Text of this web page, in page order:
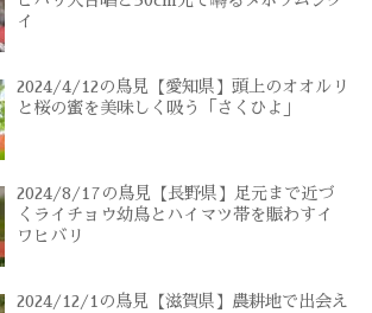
イ
2024/4/12の鳥見【愛知県】頭上のオオルリ
と桜の蜜を美味しく吸う「さくひよ」
2024/8/17の鳥見【長野県】足元まで近づ
くライチョウ幼鳥とハイマツ帯を賑わすイ
ワヒバリ
2024/12/1の鳥見【滋賀県】農耕地で出会え